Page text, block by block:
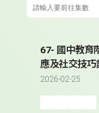
67- 國中教育
應及社交技
2026-02-25